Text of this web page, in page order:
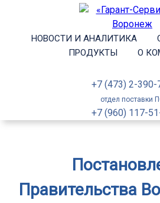
НОВОСТИ И АНАЛИТИКА
ПРОДУКТЫ
О
+7 (473) 2-390-
отдел поставки
+7 (960) 117-
Правительства